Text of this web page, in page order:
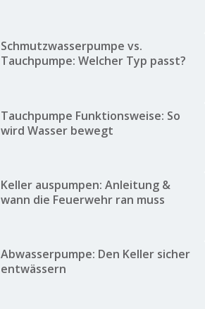
Schmutzwasserpumpe vs.
Tauchpumpe: Welcher Typ passt?
Tauchpumpe Funktionsweise: So
wird Wasser bewegt
Keller auspumpen: Anleitung &
wann die Feuerwehr ran muss
Abwasserpumpe: Den Keller sicher
entwässern